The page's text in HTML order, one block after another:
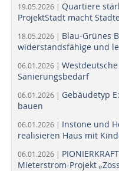
19.05.2026 | Quartiere
ProjektStadt macht
18.05.2026 | Blau-Grünes
widerstandsfähige und
06.01.2026 |
Sanierungsbedarf
06.01.2026 | Gebäudetyp
bauen
06.01.2026 | Instone und
realisieren Haus mit
06.01.2026 |
Mieterstrom-Projekt